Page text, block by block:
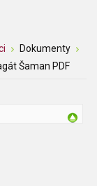
Dokumenty
Šaman PDF